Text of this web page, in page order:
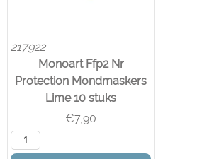
217922
Monoart Ffp2 Nr
Protection Mondmaskers
Lime 10 stuks
€7,90